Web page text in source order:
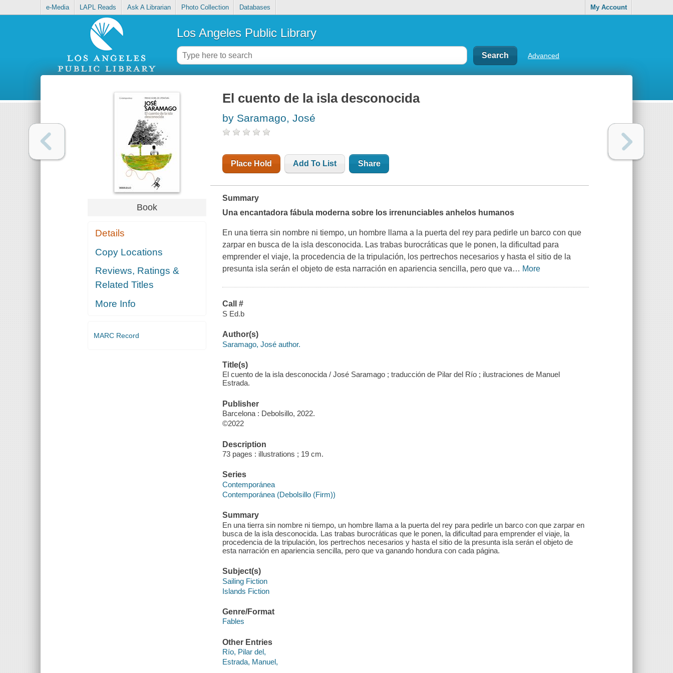
e-Media LAPL Reads Ask A Librarian Photo Collection Databases My Account
Los Angeles Public Library
Advanced
Book
Details
Copy Locations
Reviews, Ratings &
Related Titles
More Info
MARC Record
El cuento de la isla desconocida
by Saramago, José
Place Hold Add To List Share
Summary
Una encantadora fábula moderna sobre los irrenunciables anhelos humanos
En una tierra sin nombre ni tiempo, un hombre llama a la puerta del rey para pedirle un barco con que
zarpar en busca de la isla desconocida. Las trabas burocráticas que le ponen, la dificultad para
emprender el viaje, la procedencia de la tripulación, los pertrechos necesarios y hasta el sitio de la
presunta isla serán el objeto de esta narración en apariencia sencilla, pero que va… More
Call #
S Ed.b
Author(s)
Saramago, José author.
Title(s)
El cuento de la isla desconocida / José Saramago ; traducción de Pilar del Río ; ilustraciones de Manuel
Estrada.
Publisher
Barcelona : Debolsillo, 2022.
©2022
Description
73 pages : illustrations ; 19 cm.
Series
Contemporánea
Contemporánea (Debolsillo (Firm))
Summary
En una tierra sin nombre ni tiempo, un hombre llama a la puerta del rey para pedirle un barco con que zarpar en
busca de la isla desconocida. Las trabas burocráticas que le ponen, la dificultad para emprender el viaje, la
procedencia de la tripulación, los pertrechos necesarios y hasta el sitio de la presunta isla serán el objeto de
esta narración en apariencia sencilla, pero que va ganando hondura con cada página.
Subject(s)
Sailing Fiction
Islands Fiction
Genre/Format
Fables
Other Entries
Río, Pilar del,
Estrada, Manuel,